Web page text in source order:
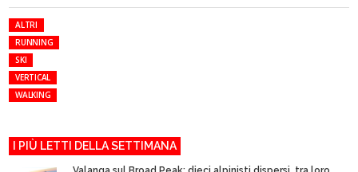
ALTRI
RUNNING
SKI
VERTICAL
WALKING
I PIÙ LETTI DELLA SETTIMANA